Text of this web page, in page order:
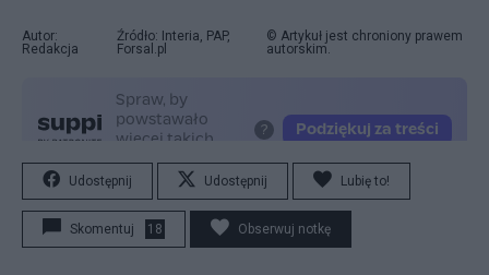
Autor:
Redakcja
Źródło: Interia, PAP,
Forsal.pl
© Artykuł jest chroniony prawem
autorskim.
Udostępnij Udostępnij Lubię to!
Skomentuj 18 Obserwuj notkę